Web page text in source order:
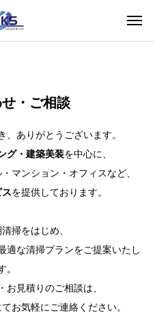
・ご相談
ありがとうございます。
グ・建築美装を中心に、
マンション・オフィスなど、
を提供しております。
掃をはじめ、
適な清掃プランをご提案いたし
。
お見積りのご相談は、
てお気軽にご連絡ください。